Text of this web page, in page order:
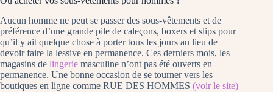
Aucun homme ne peut se passer des sous-vêtements et de
préférence d’une grande pile de caleçons, boxers et slips pour
qu’il y ait quelque chose à porter tous les jours au lieu de
devoir faire la lessive en permanence. Ces derniers mois, les
magasins de lingerie masculine n’ont pas été ouverts en
permanence. Une bonne occasion de se tourner vers les
boutiques en ligne comme RUE DES HOMMES (voir le site)